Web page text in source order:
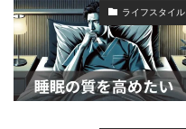
ライフスタイル